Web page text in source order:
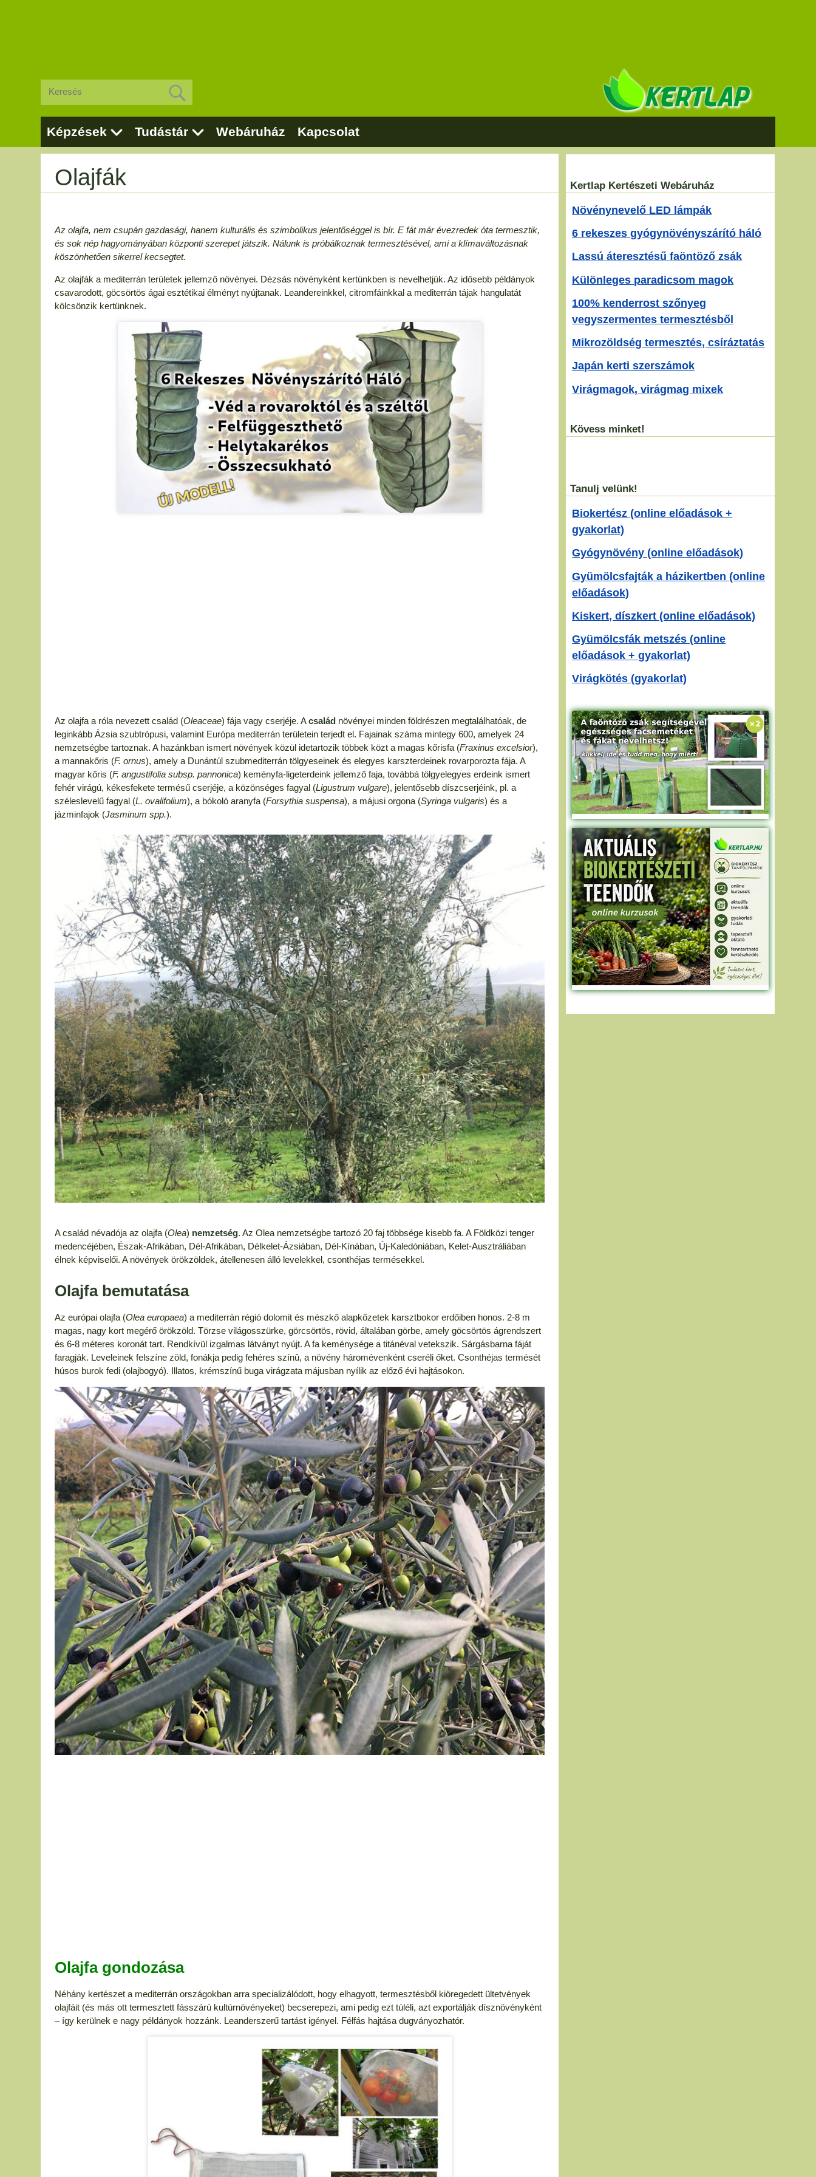
Képzések Tudástár Webáruház Kapcsolat
Olajfák
Az olajfa, nem csupán gazdasági, hanem kulturális és szimbolikus jelentőséggel is bír. E fát már évezredek óta termesztik,
és sok nép hagyományában központi szerepet játszik. Nálunk is próbálkoznak termesztésével, ami a klímaváltozásnak
köszönhetően sikerrel kecsegtet.
Az olajfák a mediterrán területek jellemző növényei. Dézsás növényként kertünkben is nevelhetjük. Az idősebb példányok
csavarodott, göcsörtös ágai esztétikai élményt nyújtanak. Leandereinkkel, citromfáinkkal a mediterrán tájak hangulatát
kölcsönzik kertünknek.
Az olajfa a róla nevezett család (Oleaceae) fája vagy cserjéje. Acsalád növényei minden földrészen megtalálhatóak, de
leginkább Ázsia szubtrópusi, valamint Európa mediterrán területein terjedt el. Fajainak száma mintegy 600, amelyek 24
nemzetségbe tartoznak. A hazánkban ismert növények közül idetartozik többek közt a magas kőrisfa (Fraxinus excelsior),
a mannakőris (F. ornus), amely a Dunántúl szubmediterrán tölgyeseinek és elegyes karszterdeinek rovarporozta fája. A
magyar kőris (F. angustifolia subsp. pannonica) keményfa-ligeterdeink jellemző faja, továbbá tölgyelegyes erdeink ismert
fehér virágú, kékesfekete termésű cserjéje, a közönséges fagyal (Ligustrum vulgare), jelentősebb díszcserjéink, pl. a
széleslevelű fagyal (L. ovalifolium), a bókoló aranyfa (Forsythia suspensa), a májusi orgona (Syringa vulgaris) és a
jázminfajok (Jasminum spp.).
A család névadója az olajfa (Olea) nemzetség. Az Olea nemzetségbe tartozó 20 faj többsége kisebb fa. A Földközi tenger
medencéjében, Észak-Afrikában, Dél-Afrikában, Délkelet-Ázsiában, Dél-Kínában, Új-Kaledóniában, Kelet-Ausztráliában
élnek képviselői. A növények örökzöldek, átellenesen álló levelekkel, csonthéjas termésekkel.
Olajfabemutatása
Az európai olajfa (Olea europaea) a mediterrán régió dolomit és mészkő alapkőzetek karsztbokor erdőiben honos. 2-8 m
magas, nagy kort megérő örökzöld. Törzse világosszürke, görcsörtös, rövid, általában görbe, amely göcsörtös ágrendszert
és 6-8 méteres koronát tart. Rendkívül izgalmas látványt nyújt. A fa keménysége a titánéval vetekszik. Sárgásbarna fáját
faragják. Leveleinek felszíne zöld, fonákja pedig fehéres színû, a növény háromévenként cseréli őket. Csonthéjas termését
húsos burok fedi (olajbogyó). Illatos, krémszínű buga virágzata májusban nyílik az előző évi hajtásokon.
Olajfa gondozása
Néhány kertészet a mediterrán országokban arra specializálódott, hogy elhagyott, termesztésből kiöregedett ültetvények
olajfáit (és más ott termesztett fásszárú kultúrnövényeket) becserepezi, ami pedig ezt túléli, azt exportálják dísznövényként
– így kerülnek e nagy példányok hozzánk. Leanderszerű tartást igényel. Félfás hajtása dugványozhatór.
Kertlap Kertészeti Webáruház
Növénynevelő LED lámpák
6 rekeszes gyógynövényszárító háló
Lassú áteresztésű faöntöző zsák
Különleges paradicsom magok
100% kenderrost szőnyeg
vegyszermentes termesztésből
Mikrozöldség termesztés, csíráztatás
Japán kerti szerszámok
Virágmagok, virágmag mixek
Kövess minket!
Tanulj velünk!
Biokertész (online előadások +
gyakorlat)
Gyógynövény (online előadások)
Gyümölcsfajták a házikertben (online
előadások)
Kiskert, díszkert (online előadások)
Gyümölcsfák metszés (online
előadások + gyakorlat)
Virágkötés (gyakorlat)